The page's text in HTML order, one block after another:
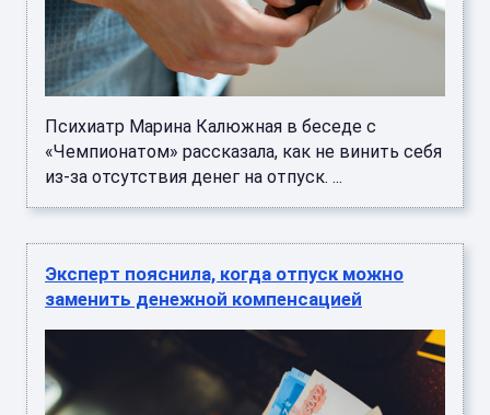
Психиатр Марина Калюжная в беседе с
«Чемпионатом» рассказала, как не винить себя
из-за отсутствия денег на отпуск. ...
Эксперт пояснила, когда отпуск можно
заменить денежной компенсацией